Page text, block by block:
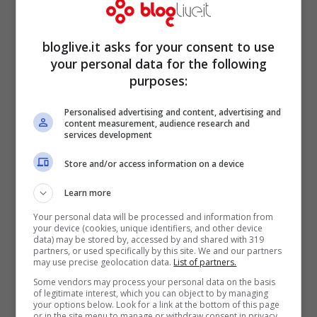
Leusanzee le
a seconda della zona del vasto territorio
cinese. Più in generale, nelle regioni del
Nord della Cina, si mangiano iravioli
forma assomiglia a quella di piccoli
lingotti, un augurio di ricchezza; nelle
bloglive.it asks for your consent to use
your personal data for the following
purposes:
Personalised advertising and content, advertising and
content measurement, audience research and
services development
Store and/or access information on a device
Learn more
Your personal data will be processed and information from
your device (cookies, unique identifiers, and other device
data) may be stored by, accessed by and shared with 319
partners, or used specifically by this site. We and our partners
may use precise geolocation data. List of partners.
Some vendors may process your personal data on the basis
of legitimate interest, which you can object to by managing
your options below. Look for a link at the bottom of this page